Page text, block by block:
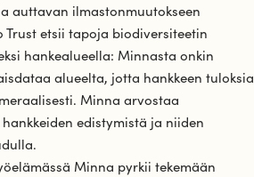
auttavan ilmastonmuutokseen
Trust etsii tapoja biodiversiteetin
hankealueella: Minnasta onkin
alueelta, jotta hankkeen tuloksia
Minna arvostaa
edistymistä ja niiden
Minna pyrkii tekemään